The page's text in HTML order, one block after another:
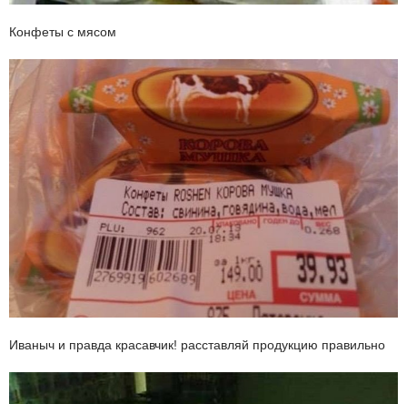
Конфеты с мясом
Иваныч и правда красавчик! расставляй продукцию правильно